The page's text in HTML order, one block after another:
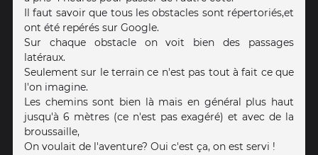
Il faut savoir que tous les obstacles sont répertoriés,et
ont été repérés sur Google.
Sur chaque obstacle on voit bien des passages
latéraux.
Seulement sur le terrain ce n'est pas tout à fait ce que
l'on imagine.
Les chemins sont bien là mais en général plus haut
jusqu'à 6 mètres (ce n'est pas exagéré) et avec de la
broussaille,
On voulait de l'aventure? Oui c'est ça, on est servi !